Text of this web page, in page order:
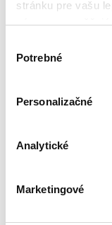
stránku pre vašu
nám zas
nám pomohlo,
súhlasu
Potrebné
Personalizačné
Analytické
Marketingové
Najdrahšie
Najlacnejšie
Knihy